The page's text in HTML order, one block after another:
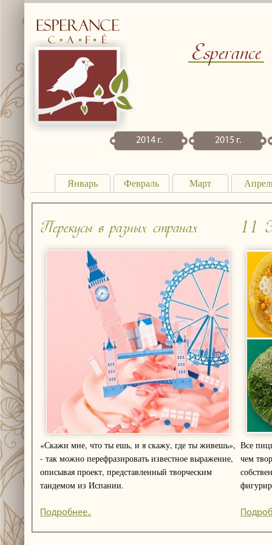
Esperance
2014 г. 2015 г.
Январь Февраль Март
Перекусы в разных странах
«Скажи мне, что ты ешь, и я скажу, где ты живешь»,
- так можно перефразировать известное выражение,
описывая проект, представленный творческим
тандемом из Испании.
Подробнее..
11
Все
чем